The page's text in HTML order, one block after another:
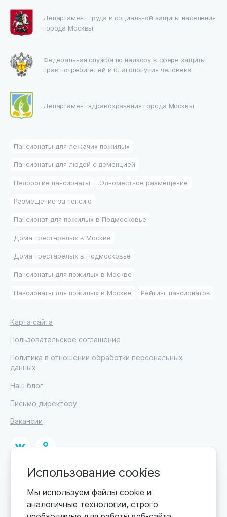
Департамент труда и социальной защиты населения
города Москвы
Федеральная служба по надзору в сфере защиты
прав потребителей и благополучия человека
Департамент здравохранения города Москвы
Пансионаты для лежачих пожилых
Пансионаты для людей с деменцией
Недорогие пансионаты Одноместное размещение
Размещение за пенсию
Пансионат для пожилых в Подмосковье
Дома престарелых в Москве
Дома престарелых в Подмосковье
Пансионаты для пожилых в Москве
Пансионаты для пожилых в Москве Рейтинг пансионатов
Карта сайта
Пользовательское соглашение
Политика в отношении обработки персональных
данных
Наш блог
Письмо директору
Вакансии
© 2026. Москва, ул. Кржижановского, 29, корп. 1.
ИП Высоцкий Дмитрий Петрович, ИНН 233610721148
Цены обновляются по мере поступления новой
Использование cookies
Мы используем файлы cookie и
аналогичные технологии, строго